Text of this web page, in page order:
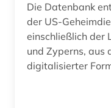
england (3)
englisch (2)
enteignung (2)
Die Datenbank
der US-
einschließlich der
und Zyperns, aus
digitalisierter